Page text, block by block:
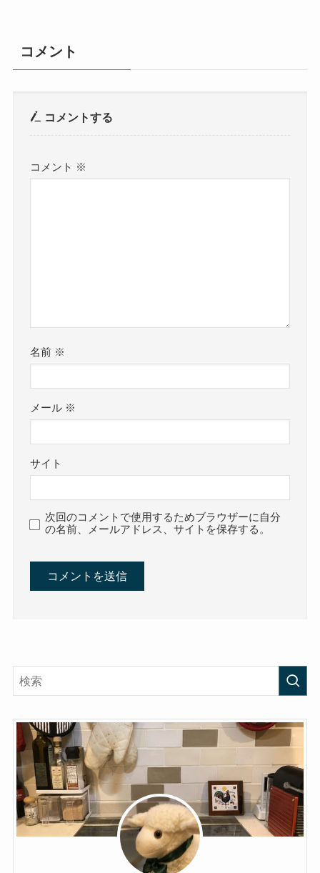
コメント
コメントする
コメント ※
名前 ※
メール ※
サイト
次回のコメントで使用するためブラウザーに自分
の名前、メールアドレス、サイトを保存する。